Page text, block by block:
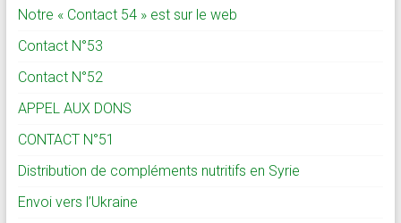
Notre « Contact 54 » est sur le web
Contact N°53
Contact N°52
APPEL AUX DONS
CONTACT N°51
Distribution de compléments nutritifs en Syrie
Envoi vers l’Ukraine